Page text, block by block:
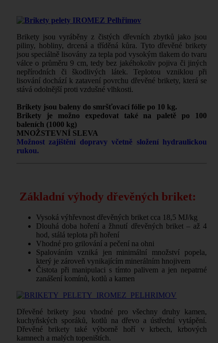
Brikety jsou vyráběny z čistých dřevních zbytků jako jsou
piliny, hobliny, drcená a tříděná kůra. Tyto dřevěné brikety
jsou speciálně lisovány za tepla pod vysokým tlakem do tvaru
válce o průměru 9 cm, tedy bez jakéhokoliv pojiva či jiných
nepřírodních či škodlivých látek. Teplotou vzniklou při
lisování dochází k zatavení povrchu dřevěné brikety, která se
stává odolnější proti vzdušné vlhkosti.
Brikety jsou baleny do smršťovací fólie po 10 kg.
Brikety
je možno expedovat také na paletě po 100
baleních (1000 kg)
MNOŽSTEVNÍ SLEVA
Možnost zajištění dopravy včetně složení hydraulickou
rukou.
Základní výhody dřevěných briket:
Vysoká výhřevnost dřevěných briket cca 18,5 MJ/kg
Dlouhá doba hoření a žhnutí dřevěných briket – až 4
hod, stálá teplota při hoření
Vhodné pro grilování a pečení na ohni
Spalováním vzniká jen minimální množství popela,
který je zároveň vynikajícím minerálním hnojivem
Čistota při manipulaci s tímto palivem a jen nepatrné
zanášení komínů, kotlů a kamen
Dřevěné brikety jsou vhodné pro všechny druhy kamen,
kuchyňských sporáků, kotlů na dřevo a ústřední vytápění.
Dřevěné brikety také výborně hoří v krbech, krbových
kamnech a malých topeništích.